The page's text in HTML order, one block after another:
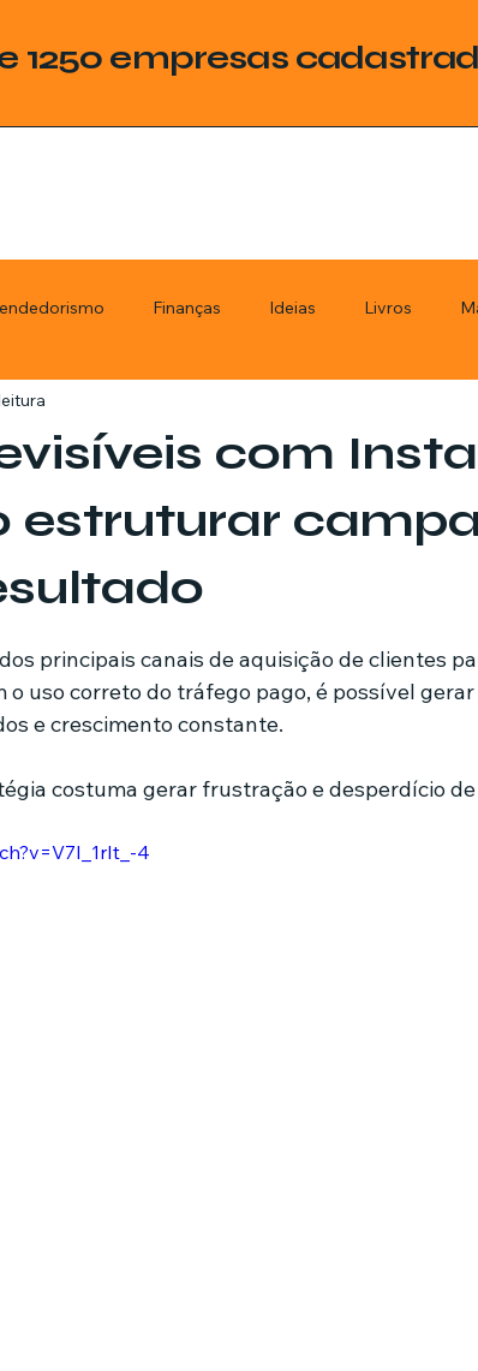
1250 empresas
Finanças Ideias Livros
Tecnologia
Noticias em alta
com
estruturar
principais canais de aquisição de clientes
o uso correto do tráfego pago, é possível
e crescimento constante.
costuma gerar frustração e desperdício
4